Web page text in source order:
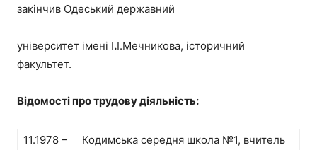
закінчив Одеський державний
університет імені І.І.Мечникова, історичний
факультет.
Відомості про трудову діяльність:
11.1978 –
Кодимська середня школа №1, вчитель